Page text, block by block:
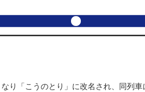
り「こうのとり」に改名され、同列